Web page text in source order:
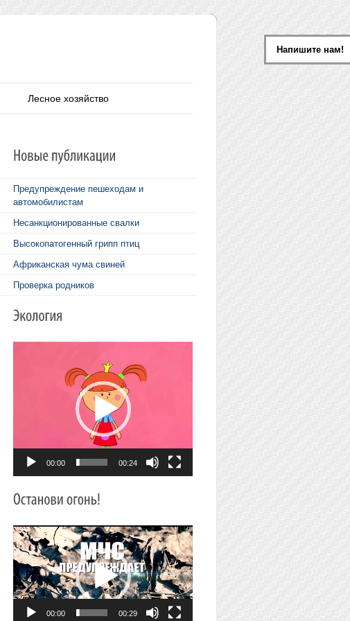
Лесное хозяйство
Предупреждение пешеходам и
автомобилистам
Несанкционированные свалки
Высокопатогенный грипп птиц
Африканская чума свиней
Проверка родников
00:00 00:24
Видеоплеер
00:00 00:29
Напишите нам!